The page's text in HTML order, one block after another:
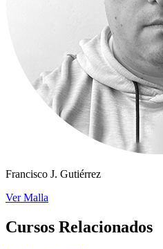
Francisco J. Gutiérrez
Ver Malla
Cursos Relacionados